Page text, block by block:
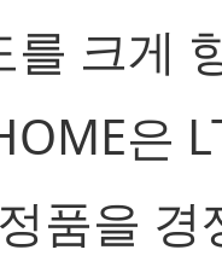
를 크게
은
품을 경